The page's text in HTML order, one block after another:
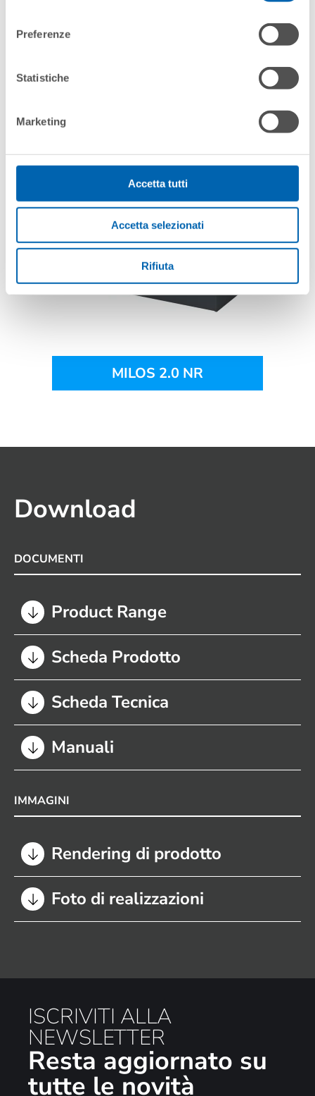
Preferenze
Statistiche
Marketing
Accetta tutti
Accetta selezionati
Rifiuta
MILOS 2.0 TC
MILOS 2.0 NR
Download
DOCUMENTI
Product Range
Scheda Prodotto
Scheda Tecnica
Manuali
IMMAGINI
Rendering di prodotto
Foto di realizzazioni
ISCRIVITI ALLA
NEWSLETTER
Resta aggiornato su
tutte le novità